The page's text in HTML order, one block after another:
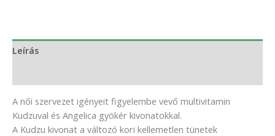
Leírás
A női szervezet igényeit figyelembe vevő multivitamin
Kudzuval és Angelica gyökér kivonatokkal.
A Kudzu kivonat a változó kori kellemetlen tünetek